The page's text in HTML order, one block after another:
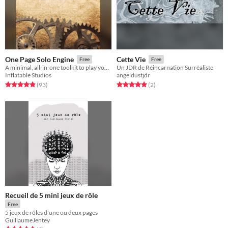
One Page Solo Engine Free
A minimal, all-in-one toolkit to play your favorite tabletop RPGs without a GM.
Inflatable Studios
Rated 4.9 out of 5 stars
(93total ratings
)
Cette Vie Free
Un JDR de Réincarnation Surréaliste
angeldustjdr
Rated 5.0 out of 5 stars
(2total ratings
)
Recueil de 5 mini jeux de rôle
Free
5 jeux de rôles d'une ou deux pages
GuillaumeJentey